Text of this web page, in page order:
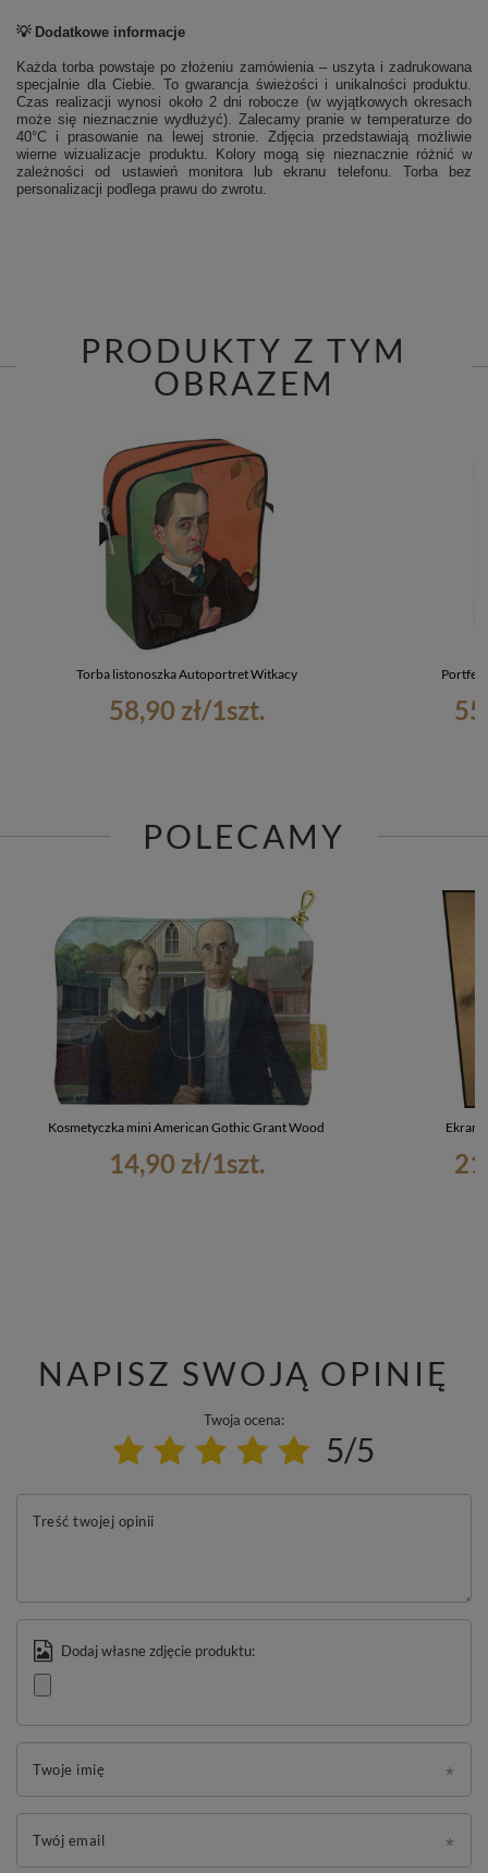
💡 Dodatkowe informacje
Każda torba powstaje po złożeniu zamówienia – uszyta i zadrukowana
specjalnie dla Ciebie. To gwarancja świeżości i unikalności produktu.
Czas realizacji wynosi około 2 dni robocze (w wyjątkowych okresach
może się nieznacznie wydłużyć). Zalecamy pranie w temperaturze do
40°C i prasowanie na lewej stronie. Zdjęcia przedstawiają możliwie
wierne wizualizacje produktu. Kolory mogą się nieznacznie różnić w
zależności od ustawień monitora lub ekranu telefonu. Torba bez
personalizacji podlega prawu do zwrotu.
PRODUKTY Z TYM
OBRAZEM
Torba listonoszka Autoportret Witkacy
58,90 zł/1szt.
Portfel
POLECAMY
Kosmetyczka mini American Gothic Grant Wood
14,90 zł/1szt.
Ekran
NAPISZ SWOJĄ OPINIĘ
Twoja ocena:
5/5
Treść twojej opinii
Dodaj własne zdjęcie produktu:
Twoje imię
Twój email